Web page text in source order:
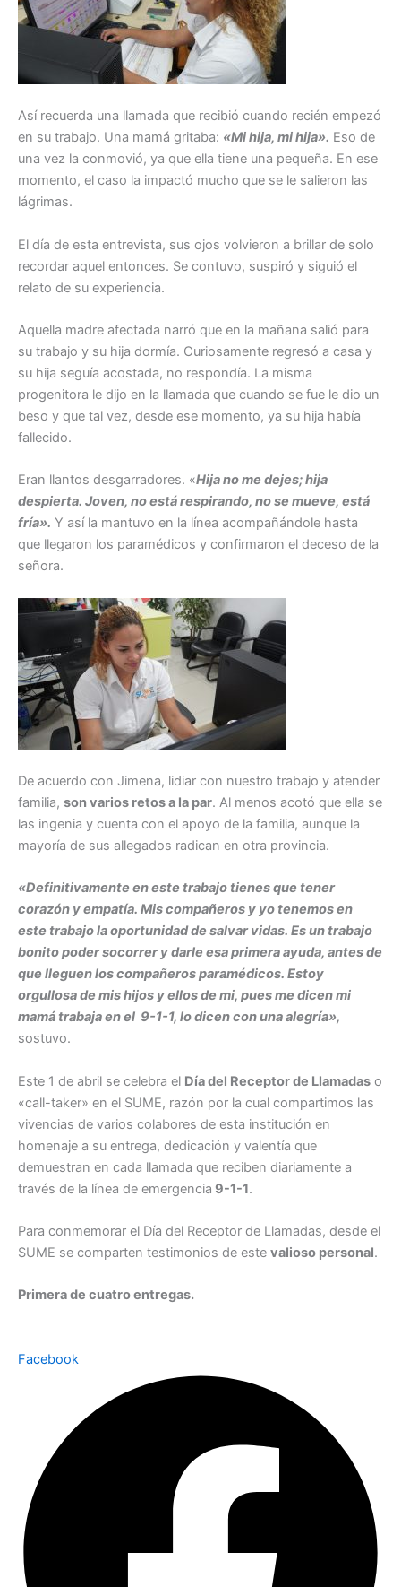
Así recuerda una llamada que recibió cuando recién empezó
en su trabajo. Una mamá gritaba: «Mi hija, mi hija». Eso de
una vez la conmovió, ya que ella tiene una pequeña. En ese
momento, el caso la impactó mucho que se le salieron las
lágrimas.
El día de esta entrevista, sus ojos volvieron a brillar de solo
recordar aquel entonces. Se contuvo, suspiró y siguió el
relato de su experiencia.
Aquella madre afectada narró que en la mañana salió para
su trabajo y su hija dormía. Curiosamente regresó a casa y
su hija seguía acostada, no respondía. La misma
progenitora le dijo en la llamada que cuando se fue le dio un
beso y que tal vez, desde ese momento, ya su hija había
fallecido.
Eran llantos desgarradores. «Hija no me dejes; hija
despierta. Joven, no está respirando, no se mueve, está
fría». Y así la mantuvo en la línea acompañándole hasta
que llegaron los paramédicos y confirmaron el deceso de la
señora.
De acuerdo con Jimena, lidiar con nuestro trabajo y atender
familia, son varios retos a la par. Al menos acotó que ella se
las ingenia y cuenta con el apoyo de la familia, aunque la
mayoría de sus allegados radican en otra provincia.
«Definitivamente en este trabajo tienes que tener
corazón y empatía. Mis compañeros y yo tenemos en
este trabajo la oportunidad de salvar vidas. Es un trabajo
bonito poder socorrer y darle esa primera ayuda, antes de
que lleguen los compañeros paramédicos. Estoy
orgullosa de mis hijos y ellos de mi, pues me dicen mi
mamá trabaja en el 9-1-1, lo dicen con una alegría»,
sostuvo.
Este 1 de abril se celebra el Día del Receptor de Llamadas o
«call-taker» en el SUME, razón por la cual compartimos las
vivencias de varios colabores de esta institución en
homenaje a su entrega, dedicación y valentía que
demuestran en cada llamada que reciben diariamente a
través de la línea de emergencia 9-1-1.
Para conmemorar el Día del Receptor de Llamadas, desde el
SUME se comparten testimonios de este valioso personal.
Primera de cuatro entregas.
Facebook